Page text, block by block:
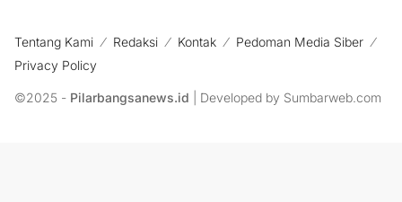
Tentang Kami Redaksi Kontak
Pedoman Media Siber
Privacy Policy
©2025 - Pilarbangsanews.id | Developed by Sumbarweb.com